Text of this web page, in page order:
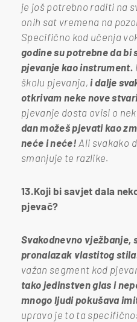
je još potrebno raditi na
onih sat vremena na
Specifično kod učenja
godine su potrebne da bi
pjevanje kao instrument.
školu pjevanja, i dalje
otkrivam neke nove
pjevanje dosta ovisi o
dan možeš pjevati kao
neće i neće! Ali svakako
smanjuje te razlike.
13.Koji bi savjet dala
pjevač?
Svakodnevno vježbanje,
pronalazak vlastitog
važan segment kod
tako jedinstven glas i
mnogo ljudi pokušava
upravo je to ta